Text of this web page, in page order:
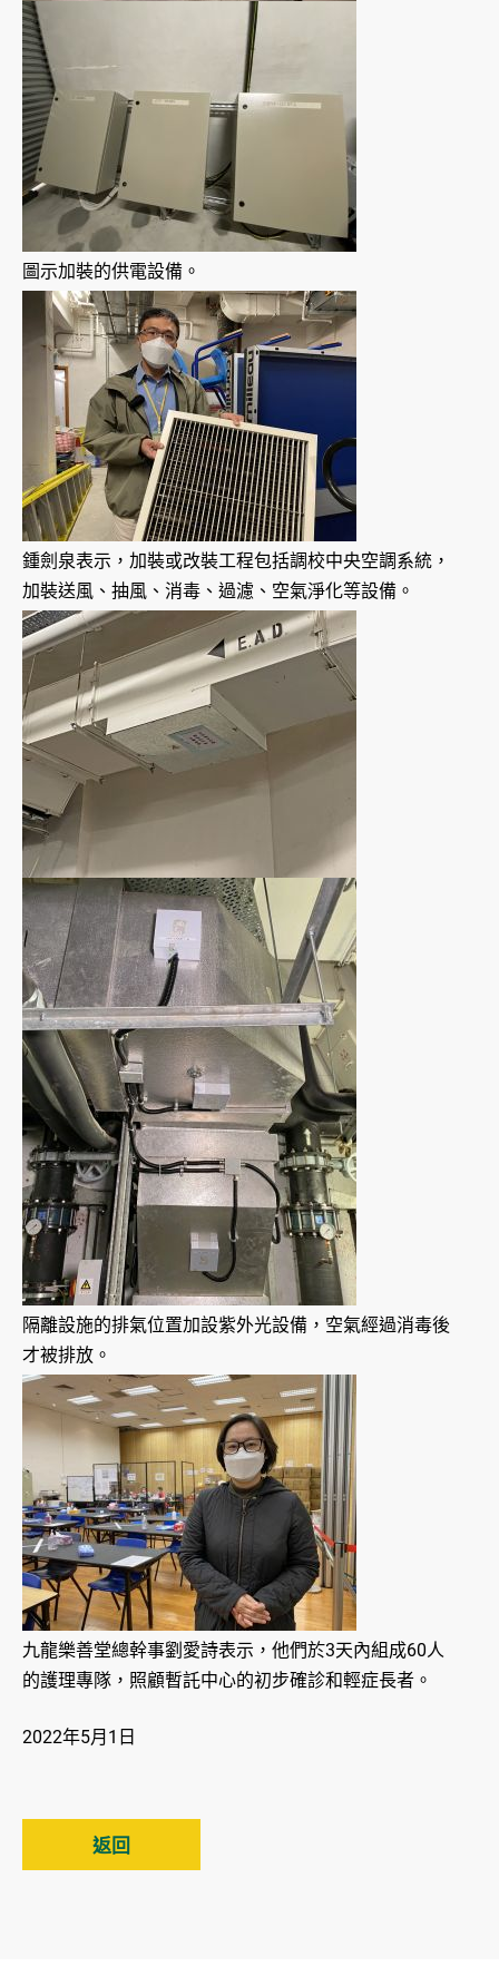
圖示加裝的供電設備。
鍾劍泉表示，加裝或改裝工程包括調校中央空調系統，
加裝送風、抽風、消毒、過濾、空氣淨化等設備。
隔離設施的排氣位置加設紫外光設備，空氣經過消毒後
才被排放。
九龍樂善堂總幹事劉愛詩表示，他們於3天內組成60人
的護理專隊，照顧暫託中心的初步確診和輕症長者。
2022年5月1日
返回